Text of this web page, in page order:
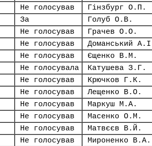
Не голосував Гінзбург О.П.
За Голуб О.В.
Не голосував Грачев О.О.
Не голосував Доманський
Не голосував Єщенко В.М.
Не голосувала Катушева З.Г.
Не голосував Крючков Г.К.
Не голосував Лещенко В.О.
Не голосував Маркуш М.А.
Не голосував Масенко О.М.
Не голосував Матвєєв В.Й.
Не голосував Мироненко В.А.